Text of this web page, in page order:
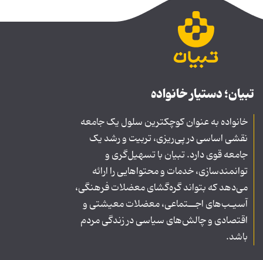
تبیان؛ دستیار خانواده
خانواده به عنوان کوچکترین سلول یک جامعه
نقشی اساسی در پی‌ریزی، تربیت و رشد یک
جامعه قوی دارد. تبیان با تسهیل‌گری و
توانمندسازی، خدمات و محتواهایی را ارائه
می‌دهد که بتواند گره‌گشای معضلات فرهنگی،
آسیـب‌های اجــتماعی، معضلات معیشتی و
اقتصادی و چالش‌های سیاسی در زندگی مردم
باشد.